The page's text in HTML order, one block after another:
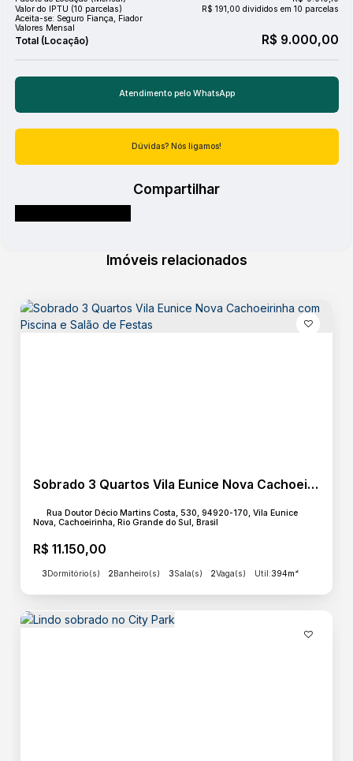
Mercado
Panificadora
Pizzaria
Posto de Gasolina
Sorveteria
Alto Padrão
Portão Eletrônico
Quintal
Lazer
Churrasqueira
Piscina
Estrutura
Copa
R$ 9.000,00
Valores Mensal
Aceita-se: Seguro Fiança, Fiador
Valor do IPTU (10 parcelas) R$ 191,00 divididos em 10 parcelas
Dúvidas? Nós ligamos!
Compartilhar
Imóveis relacionados
Sobrado 3 Quartos Vila Eunice Nova Cachoeirinha com Piscina e Salão de Festas
R$ 11.150,00
Rua Doutor Décio Martins Costa, 530, 94920-170, Vila Eunice
Nova, Cachoeirinha, Rio Grande do Sul, Brasil
3Dormitório(s) 2Banheiro(s) 3Sala(s) 2Vaga(s) Útil:394m²